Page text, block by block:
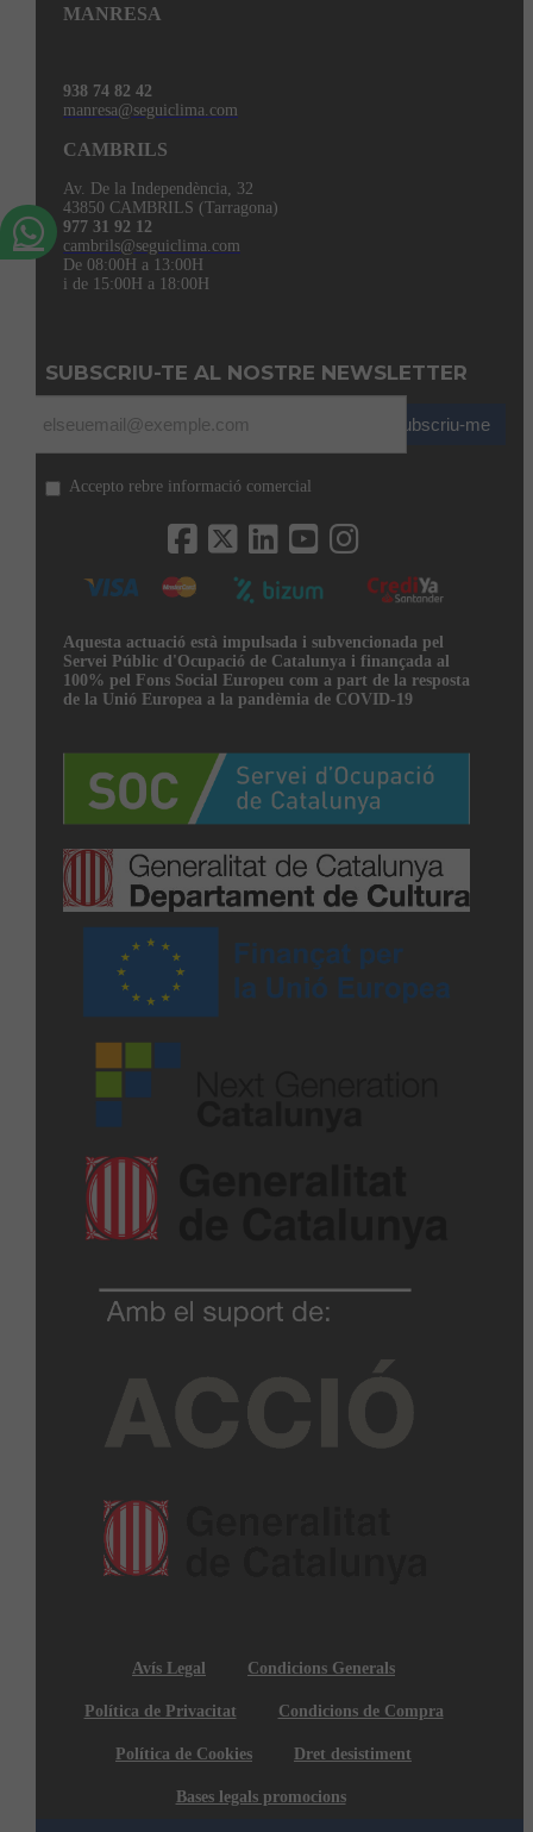
MANRESA
938 74 82 42
manresa@seguiclima.com
CAMBRILS
Av. De la Independència, 32
43850 CAMBRILS (Tarragona)
977 31 92 12
cambrils@seguiclima.com
De 08:00H a 13:00H
i de 15:00H a 18:00H
SUBSCRIU-TE AL NOSTRE NEWSLETTER
Subscriu-me
Accepto rebre informació comercial
Aquesta actuació està impulsada i subvencionada pel
Servei Públic d'Ocupació de Catalunya i finançada al
100% pel Fons Social Europeu com a part de la resposta
de la Unió Europea a la pandèmia de COVID-19
Avís Legal Condicions Generals
Política de Privacitat Condicions de Compra
Política de Cookies Dret desistiment
Bases legals promocions